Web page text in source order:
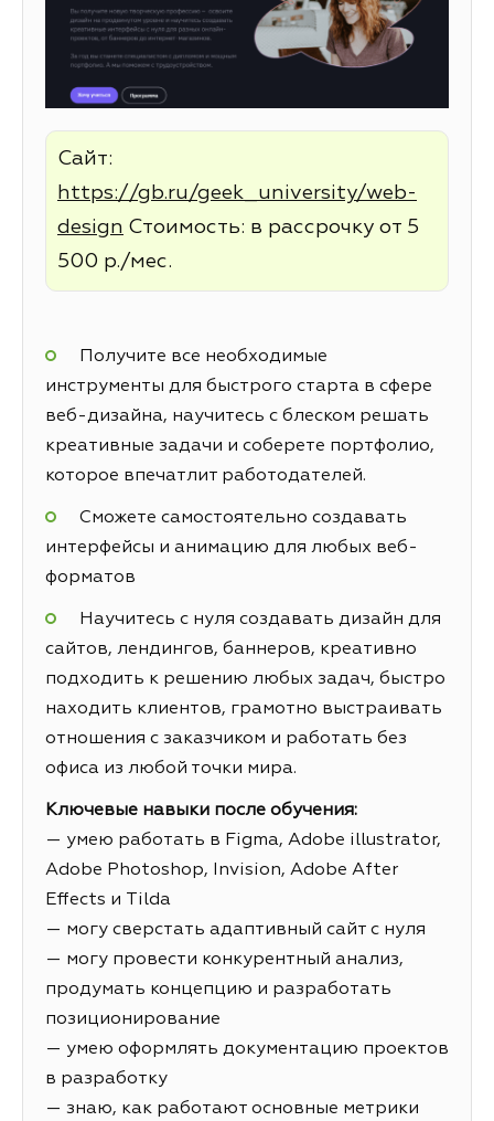
Сайт:
https://gb.ru/geek_university/web-
design Стоимость: в рассрочку от 5
500 р./мес.
Получите все необходимые
инструменты для быстрого старта в сфере
веб-дизайна, научитесь с блеском решать
креативные задачи и соберете портфолио,
которое впечатлит работодателей.
Сможете самостоятельно создавать
интерфейсы и анимацию для любых веб-
форматов
Научитесь с нуля создавать дизайн для
сайтов, лендингов, баннеров, креативно
подходить к решению любых задач, быстро
находить клиентов, грамотно выстраивать
отношения с заказчиком и работать без
офиса из любой точки мира.
Ключевые навыки после обучения:
— умею работать в Figma, Adobe illustrator,
Adobe Photoshop, Invision, Adobe After
Effects и Tilda
— могу сверстать адаптивный сайт с нуля
— могу провести конкурентный анализ,
продумать концепцию и разработать
позиционирование
— умею оформлять документацию проектов
в разработку
— знаю, как работают основные метрики